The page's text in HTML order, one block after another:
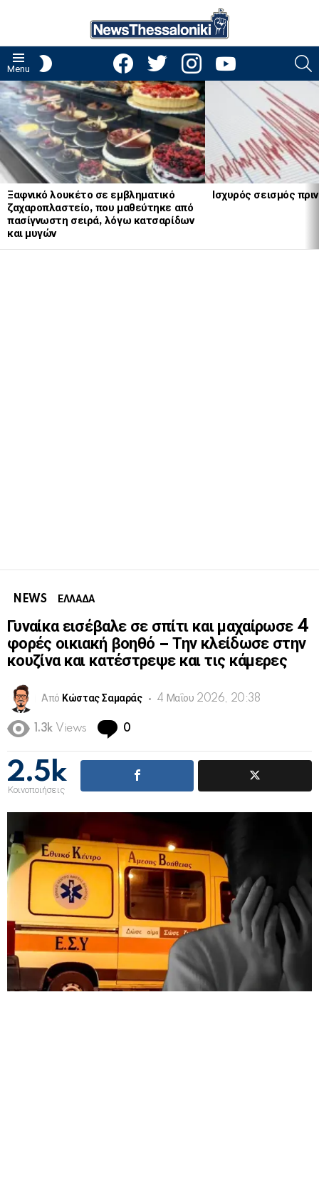
Menu
facebooktwitter instagramyoutube
LATEST
STORIES
Ξαφνικό λουκέτο σε εμβληματικό
ζαχαροπλαστείο, που μαθεύτηκε από
πασίγνωστη σειρά, λόγω κατσαρίδων
και μυγών
Ισχυρός σεισμός
NEWS ΕΛΛΑΔΑ
Γυναίκα εισέβαλε σε σπίτι και μαχαίρωσε 4
φορές οικιακή βοηθό – Την κλείδωσε στην
κουζίνα και κατέστρεψε και τις κάμερες
Από Κώστας Σαμαράς 4 Μαΐου 2026, 20:38
1.3k Views 0
2.5k
Κοινοποιήσεις